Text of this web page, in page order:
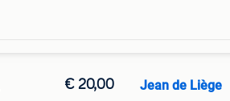
€ 20,00 Jean de Liège